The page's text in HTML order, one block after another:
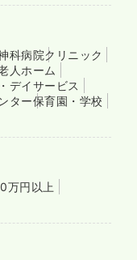
科病院クリニック
人ホーム
デイサービス
ター保育園・学校
万円以上